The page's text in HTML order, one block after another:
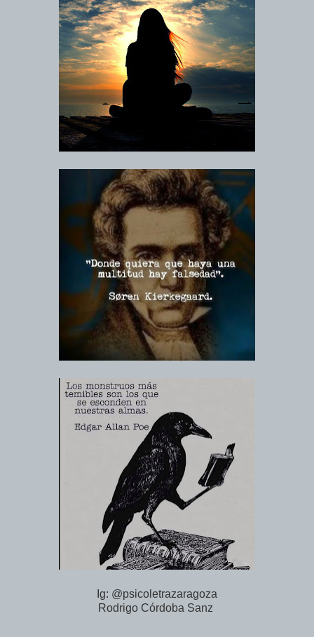
Ig: @psicoletrazaragoza
Rodrigo Córdoba Sanz